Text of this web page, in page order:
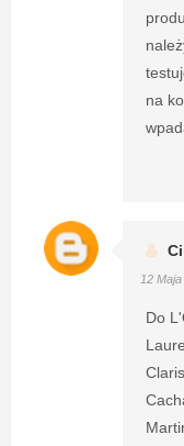
na
12
Do